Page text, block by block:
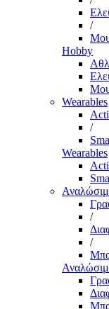
/
Hobby
Wearables
/
Wearables
/
/